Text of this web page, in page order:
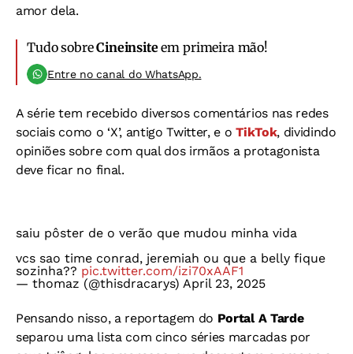
amor dela.
Tudo sobreCineinsiteem primeira mão!
Entre no canal do WhatsApp.
A série tem recebido diversos comentários nas redes
sociais como o ‘X’, antigo Twitter, e oTikTok, dividindo
opiniões sobre com qual dos irmãos a protagonista
deve ficar no final.
saiu pôster de o verão que mudou minha vida
vcs sao time conrad, jeremiah ou que a belly fique
sozinha?? pic.twitter.com/izi70xAAF1
— thomaz (@thisdracarys) April 23, 2025
Pensando nisso, a reportagem do Portal A Tarde
separou uma lista com cinco séries marcadas por